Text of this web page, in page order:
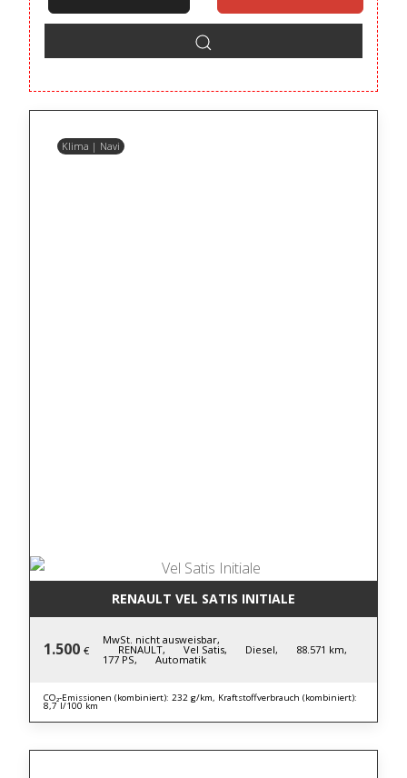
Klima | Navi
RENAULT VEL SATIS INITIALE
1.500 €
MwSt. nicht ausweisbar,
RENAULT, Vel Satis, Diesel, 88.571 km,
177 PS, Automatik
CO₂-Emissionen (kombiniert): 232 g/km, Kraftstoffverbrauch (kombiniert):
8,7 l/100 km